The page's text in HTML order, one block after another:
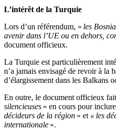
L’intérêt de la Turquie
Lors d’un référendum, « les
avenir dans l’UE ou en dehors,
document officieux.
La Turquie est particulièrement
n’a jamais envisagé de revoir à la
d’élargissement dans les Balkans
En outre, le document officieux
silencieuses » en cours pour
décideurs de la région » et « les
internationale ».